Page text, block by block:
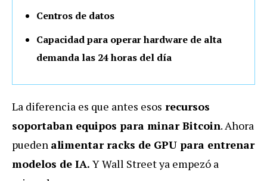
Centros de datos
Capacidad para operar hardware de alta
demanda las 24 horas del día
La diferencia es que antes esos recursos
soportaban equipos para minar Bitcoin. Ahora
pueden alimentar racks de GPU para entrenar
modelos de IA. Y Wall Street ya empezó a